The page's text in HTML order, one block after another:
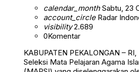
calendar_monthSabtu, 23
account_circleRadar
visibility2.689
0Komentar
KABUPATEN PEKALONGAN –
Seleksi Mata Pelajaran Agama